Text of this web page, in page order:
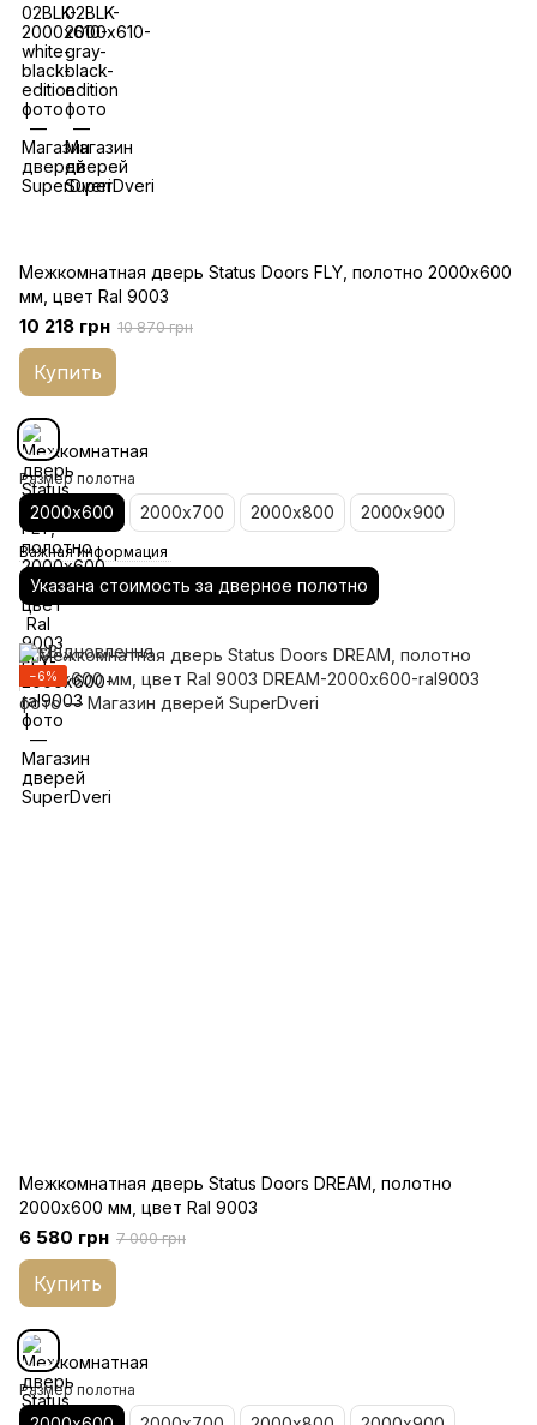
Межкомнатная дверь Status Doors FLY, полотно 2000х600
мм, цвет Ral 9003
10 218 грн 10 870 грн
Купить
Размер полотна
2000х600 2000х700 2000х800 2000х900
Важная информация
Указана стоимость за дверное полотно
−6%
Межкомнатная дверь Status Doors DREAM, полотно
2000х600 мм, цвет Ral 9003
6 580 грн 7 000 грн
Купить
Размер полотна